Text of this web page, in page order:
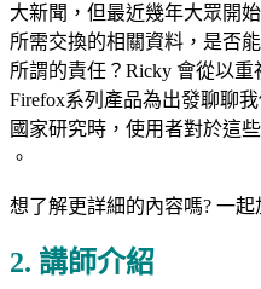
大新聞，但最近幾年大眾開
所需交換的相關資料，是否
所謂的責任？Ricky 會從以
Firefox系列產品為出發聊聊
國家研究時，使用者對於這
。
想了解更詳細的內容嗎? 一起
2. 講師介紹